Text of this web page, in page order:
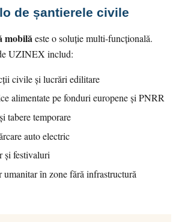
de șantierele civile
mobilăeste o soluție multi-funcțională.
UZINEX includ:
civile și lucrări edilitare
alimentate pe fonduri europene și PNRR
tabere temporare
auto electric
și festivaluri
în zone fără infrastructură